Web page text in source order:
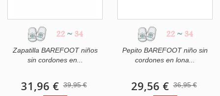
22 ~ 34
Zapatilla BAREFOOT niños
sin cordones en...
31,96 € 39,95 €
22 ~ 34
Pepito BAREFOOT niño sin
cordones en lona...
29,56 € 36,95 €